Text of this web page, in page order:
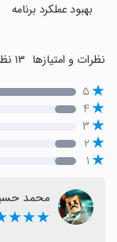
بهبود عملکرد برنامه
نظرات و امتیازها
۵
۴
۳
۲
۱
محمد